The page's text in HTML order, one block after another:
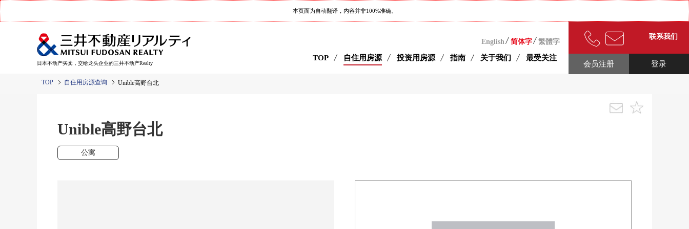
本页面为自动翻译，内容并非100%准确。
日本不动产买卖，交给龙头企业的三井不动产Realty
English 简体字 繁體字
TOP 自住用房源 投资用房源 指南 关于我们 最受关注
联系我们
登录
会员注册
TOP 自住用房源查询 Unible高野台北
Unible高野台北
公寓